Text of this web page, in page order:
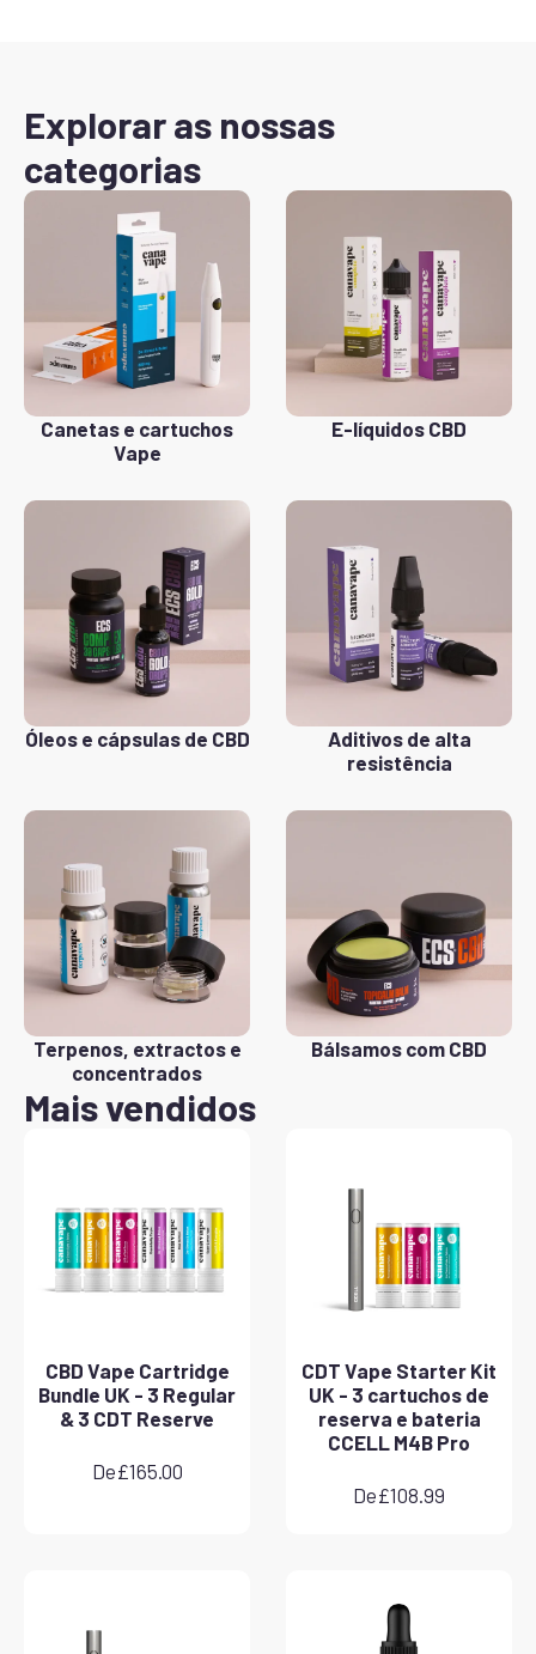
Explorar as nossas
categorias
Canetas e cartuchos
Vape
E-líquidos CBD
Óleos e cápsulas de CBD
Aditivos de alta
resistência
Terpenos, extractos e
concentrados
Bálsamos com CBD
Mais vendidos
CBD Vape Cartridge
Bundle UK - 3 Regular
& 3 CDT Reserve
De£165.00
CDT Vape Starter Kit
UK - 3 cartuchos de
reserva e bateria
CCELL M4B Pro
De£108.99